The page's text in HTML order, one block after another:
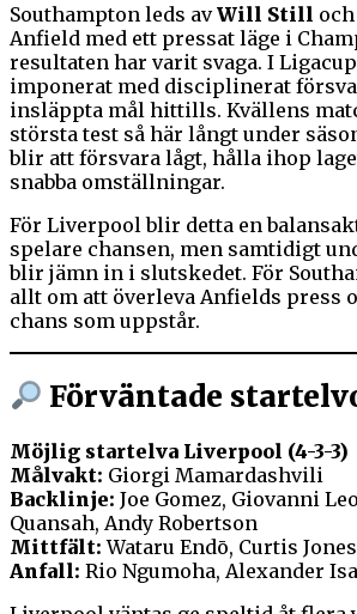
Southampton leds avWill Still
Anfield med ett pressat läge i
resultaten har varit svaga. I
imponerat med disciplinerat
insläppta mål hittills. Kvällens
största test så här långt under
blir att försvara lågt, hålla ihop
snabba omställningar.
För Liverpool blir detta en
spelare chansen, men samtidigt
blir jämn in i slutskedet. För
allt om att överleva Anfields press
chans som uppstår.
Förväntade
Möjlig startelva Liverpool (4-3-3)
Målvakt: Giorgi Mamardashvili
Backlinje: Joe Gomez, Giovanni
Quansah, Andy Robertson
Mittfält: Wataru Endō, Curtis
Anfall: Rio Ngumoha, Alexander